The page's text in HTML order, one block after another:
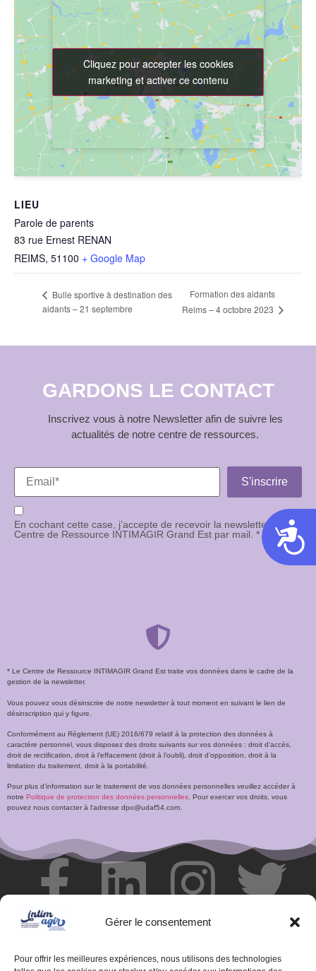
Gérer le consentement
Pour offrir les meilleures expériences, nous utilisons des technologies
LIEU
Parole de parents
83 rue Ernest RENAN
REIMS, 51100 + Google Map
Cliquez pour accepter les cookies
marketing et activer ce contenu
Cliquez pour accepter les cookies
marketing et activer ce contenu
Bulle sportive à destination des
aidants – 21 septembre
Formation des aidants
Reims – 4 octobre 2023
GARDONS LE CONTACT
Inscrivez vous à notre Newsletter afin de suivre les
actualités de notre centre de ressources.
En cochant cette case, j’accepte de recevoir la newsletter du
Centre de Ressource INTIMAGIR Grand Est par mail. *
* Le Centre de Ressource INTIMAGIR Grand Est traite vos données dans le cadre de la
gestion de la newsletter.
Vous pouvez vous désinscrire de notre newsletter à tout moment en suivant le lien de
désinscription qui y figure.
Conformément au Règlement (UE) 2016/679 relatif à la protection des données à
caractère personnel, vous disposez des droits suivants sur vos données : droit d’accès,
droit de rectification, droit à l’effacement (droit à l’oubli), droit d’opposition, droit à la
limitation du traitement, droit à la portabilité.
Pour plus d’information sur le traitement de vos données personnelles veuillez accéder à
notre Politique de protection des données personnelles. Pour exercer vos droits, vous
pouvez nous contacter à l’adresse dpo@udaf54.com.